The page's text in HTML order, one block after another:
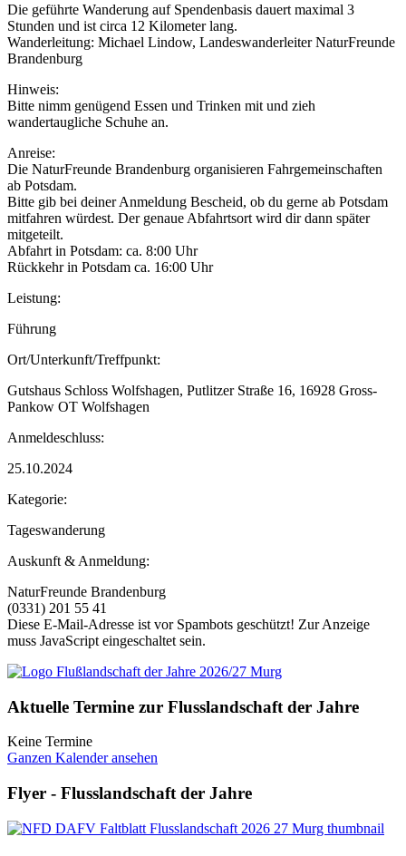
Die geführte Wanderung auf Spendenbasis dauert maximal 3
Stunden und ist circa 12 Kilometer lang.
Wanderleitung: Michael Lindow, Landeswanderleiter NaturFreunde
Brandenburg
Hinweis:
Bitte nimm genügend Essen und Trinken mit und zieh
wandertaugliche Schuhe an.
Anreise:
Die NaturFreunde Brandenburg organisieren Fahrgemeinschaften
ab Potsdam.
Bitte gib bei deiner Anmeldung Bescheid, ob du gerne ab Potsdam
mitfahren würdest. Der genaue Abfahrtsort wird dir dann später
mitgeteilt.
Abfahrt in Potsdam: ca. 8:00 Uhr
Rückkehr in Potsdam ca. 16:00 Uhr
Leistung:
Führung
Ort/Unterkunft/Treffpunkt:
Gutshaus Schloss Wolfshagen, Putlitzer Straße 16, 16928 Gross-
Pankow OT Wolfshagen
Anmeldeschluss:
25.10.2024
Kategorie:
Tageswanderung
Auskunft & Anmeldung:
NaturFreunde Brandenburg
(0331) 201 55 41
Diese E-Mail-Adresse ist vor Spambots geschützt! Zur Anzeige
muss JavaScript eingeschaltet sein.
Aktuelle Termine zur Flusslandschaft der Jahre
Keine Termine
Ganzen Kalender ansehen
Flyer - Flusslandschaft der Jahre